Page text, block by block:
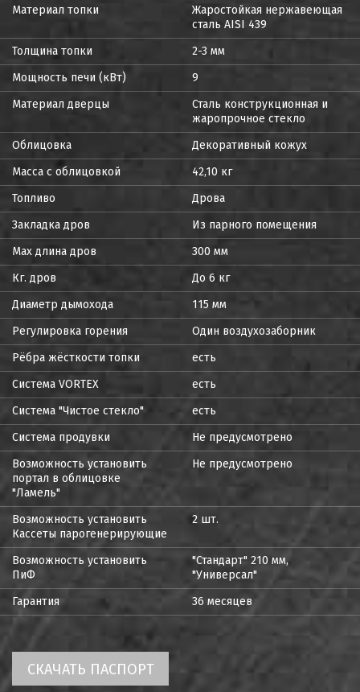
Материал топки
Жаростойкая нержавеющая
сталь AISI 439
Толщина топки
2-3 мм
Мощность печи (кВт)
9
Материал дверцы
Сталь конструкционная и
жаропрочное стекло
Облицовка
Декоративный кожух
Масса с облицовкой
42,10 кг
Топливо
Дрова
Закладка дров
Из парного помещения
Max длина дров
300 мм
Кг. дров
До 6 кг
Диаметр дымохода
115 мм
Регулировка горения
Один воздухозаборник
Рёбра жёсткости топки
есть
Система VORTEX
есть
Система "Чистое стекло"
есть
Система продувки
Не предусмотрено
Возможность установить
портал в облицовке
"Ламель"
Не предусмотрено
Возможность установить
Кассеты парогенерирующие
2 шт.
Возможность установить
ПиФ
"Стандарт" 210 мм,
"Универсал"
Гарантия
36 месяцев
СКАЧАТЬ ПАСПОРТ